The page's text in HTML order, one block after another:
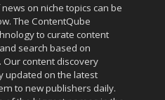
on niche topics can be
The ContentQube
to curate content
search based on
content discovery
updated on the latest
to new publishers daily.